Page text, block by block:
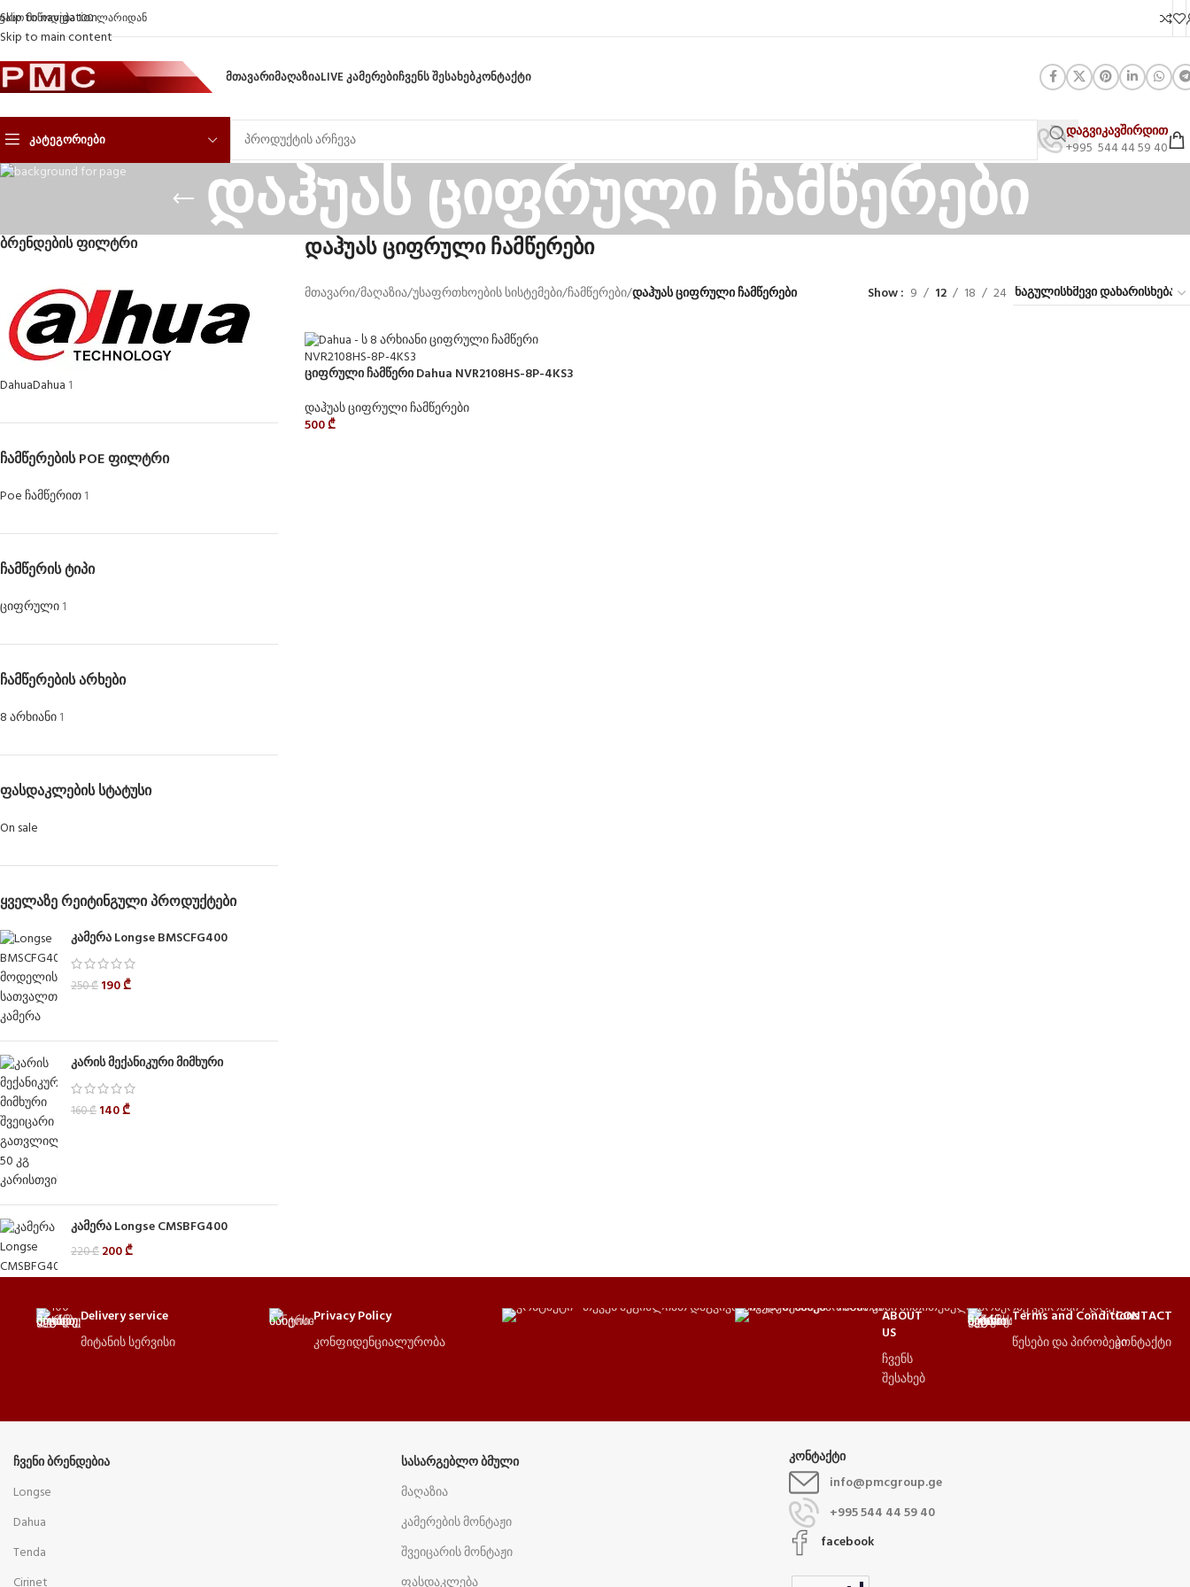
Skip to navigation
Skip to main content
მიწოდება 100 ლარიდან
ᲛᲗᲐᲕᲐᲠᲘᲛᲐᲦᲐᲖᲘᲐLIVE ᲙᲐᲛᲔᲠᲔᲑᲘᲩᲕᲔᲜᲡ ᲨᲔᲡᲐᲮᲔᲑᲙᲝᲜᲢᲐᲥᲢᲘ
ᲙᲐᲢᲔᲒᲝᲠᲘᲔᲑᲘ
დაგვიკავშირდით
+995 544 44 59 40
დაჰუას ციფრული ჩამწერები
ᲑᲠᲔᲜᲓᲔᲑᲘᲡ ᲤᲘᲚᲢᲠᲘ
DahuaDahua 1
ᲩᲐᲛᲬᲔᲠᲔᲑᲘᲡ POE ᲤᲘᲚᲢᲠᲘ
Poe ჩამწერით1
ᲩᲐᲛᲬᲔᲠᲘᲡ ᲢᲘᲞᲘ
ციფრული1
ᲩᲐᲛᲬᲔᲠᲔᲑᲘᲡ ᲐᲠᲮᲔᲑᲘ
8 არხიანი1
ᲤᲐᲡᲓᲐᲙᲚᲔᲑᲘᲡ ᲡᲢᲐᲢᲣᲡᲘ
On sale
ᲧᲕᲔᲚᲐᲖᲔ ᲠᲔᲘᲢᲘᲜᲒᲣᲚᲘ ᲞᲠᲝᲓᲣᲥᲢᲔᲑᲘ
კამერა Longse BMSCFG400
250₾ 190₾
კარის მექანიკური მიმხური
160₾ 140₾
კამერა Longse CMSBFG400
220₾ 200₾
დაჰუას ციფრული ჩამწერები
მთავარი/მაღაზია/უსაფრთხოების სისტემები/ჩამწერები/დაჰუას ციფრული ჩამწერები Show 9 12 18 24
ციფრული ჩამწერი Dahua NVR2108HS-8P-4KS3
დაჰუას ციფრული ჩამწერები
500₾
Delivery service
მიტანის სერვისი
Privacy Policy
კონფიდენციალურობა
CONTACT
კონტაქტი
ABOUT
US
ჩვენს
შესახებ
Terms and Conditions
წესები და პირობები
ᲩᲕᲔᲜᲘ ᲑᲠᲔᲜᲓᲔᲑᲘᲐ
Longse
Dahua
Tenda
ᲡᲐᲡᲐᲠᲒᲔᲑᲚᲝ ᲑᲛᲣᲚᲘ
მაღაზია
კამერების მონტაჟი
შვეიცარის მონტაჟი
კონტაქტი
info@pmcgroup.ge
+995 544 44 59 40
facebook